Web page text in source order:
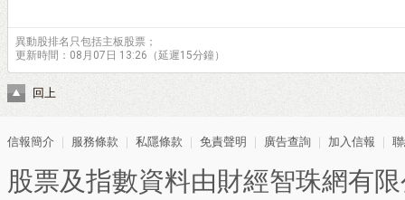
異動股排名只包括主板股票；
更新時間：08月07日 13:26（延遲15分鐘）
回上
信報簡介 服務條款 私隱條款 免責聲明 廣告查詢 加入信報
股票及指數資料由財經智珠網有